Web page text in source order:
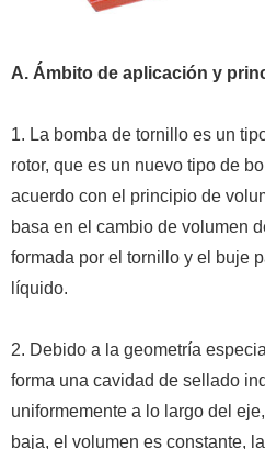
A. Ámbito de aplicación y
1. La bomba de tornillo es un
rotor, que es un nuevo tipo de
acuerdo con el principio de
basa en el cambio de volumen
formada por el tornillo y el buje
líquido.
2. Debido a la geometría
forma una cavidad de sellado
uniformemente a lo largo del
baja, el volumen es constante,